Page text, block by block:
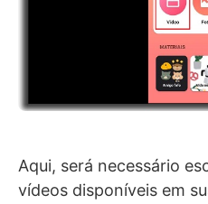
Aqui, será necessário
vídeos disponíveis em